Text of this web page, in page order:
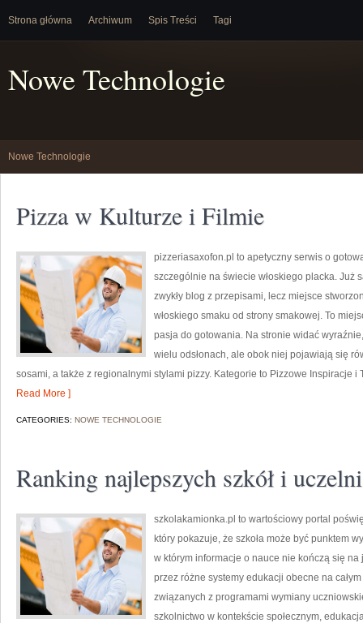
Strona główna Archiwum Spis Treści Tagi
Nowe Technologie
Nowe Technologie
Pizza w Kulturze i Filmie
pizzeriasaxofon.pl to apetyczny serwis o
szczególnie na świecie włoskiego placka. Już
zwykły blog z przepisami, lecz miejsce
włoskiego smaku od strony smakowej. To
pasja do gotowania. Na stronie widać
wielu odsłonach, ale obok niej pojawiają się
sosami, a także z regionalnymi stylami pizzy. Kategorie to Pizzowe Inspiracje i
Read More ]
CATEGORIES: NOWE TECHNOLOGIE
Ranking najlepszych szkół i uczelni
szkolakamionka.pl to wartościowy portal
który pokazuje, że szkoła może być punktem
w którym informacje o nauce nie kończą się
przez różne systemy edukacji obecne na
związanych z programami wymiany
szkolnictwo w kontekście społecznym,